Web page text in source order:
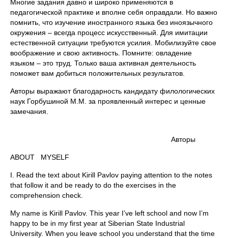
Многие задания давно и широко применяются в
педагогической практике и вполне себя оправдали. Но важно
помнить, что изучение иностранного языка без иноязычного
окружения – всегда процесс искусственный. Для имитации
естественной ситуации требуются усилия. Мобилизуйте свое
воображение и свою активность. Помните: овладение
языком – это труд. Только ваша активная деятельность
поможет вам добиться положительных результатов.
Авторы выражают благодарность кандидату филологических
наук Горбушиной М.М. за проявленный интерес и ценные
замечания.
Авторы
ABOUT MYSELF
I. Read the text about Kirill Pavlov paying attention to the notes
that follow it and be ready to do the exercises in the
comprehension check.
My name is Kirill Pavlov. This year I’ve left school and now I’m
happy to be in my first year at Siberian State Industrial
University. When you leave school you understand that the time